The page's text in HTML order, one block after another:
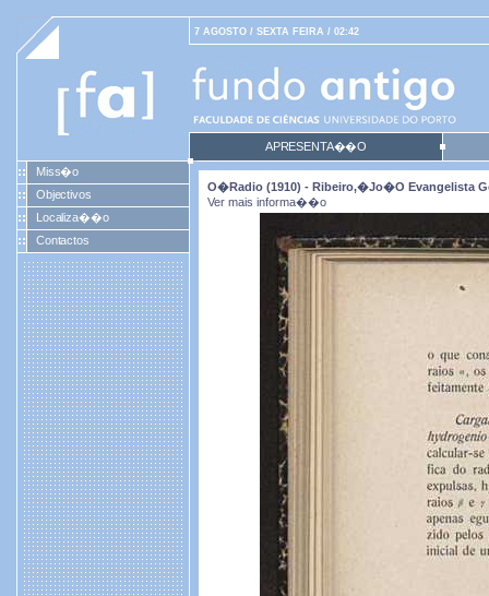
7 AGOSTO / SEXTA FEIRA / 02:42
APRESENTA��O
Miss�o
Objectivos
Localiza��o
Contactos
O�radio (1910) - Ribeiro,�Jo�o Evangelista
Ver mais informa��o